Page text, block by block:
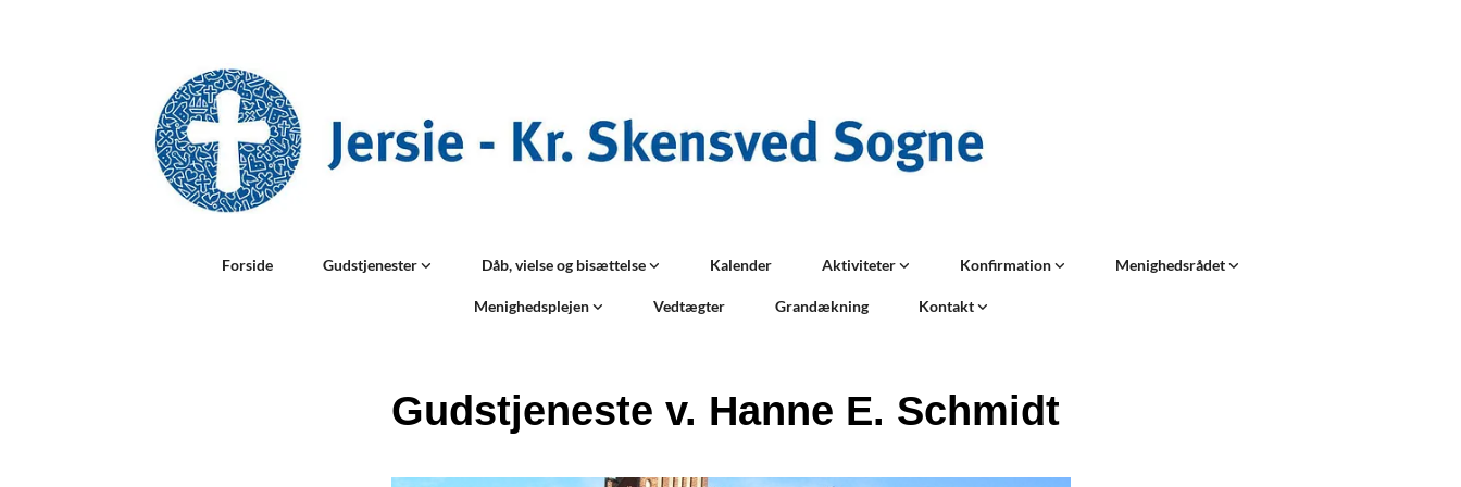
Forside Gudstjenester Dåb, vielse og bisættelse Kalender Aktiviteter Konfirmation Menighedsrådet
Menighedsplejen Vedtægter Grandækning Kontakt
Gudstjeneste v. Hanne E. Schmidt